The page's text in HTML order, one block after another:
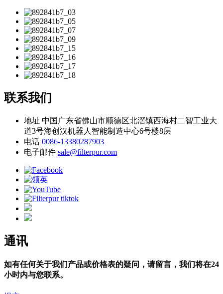
联系我们
地址 中国广东省佛山市顺德区北滘镇西海村二智工业大
道3号海创汉机器人智能制造中心6号楼8层
电话 0086-13380287903
电子邮件 sale@filterpur.com
通讯
如有任何关于我们产品或价格表的疑问，请留言，我们将在24
小时内与您联系。